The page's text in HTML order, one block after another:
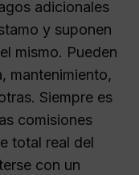
adicionales
y suponen
mismo. Pueden
mantenimiento,
Siempre es
comisiones
total real del
con un